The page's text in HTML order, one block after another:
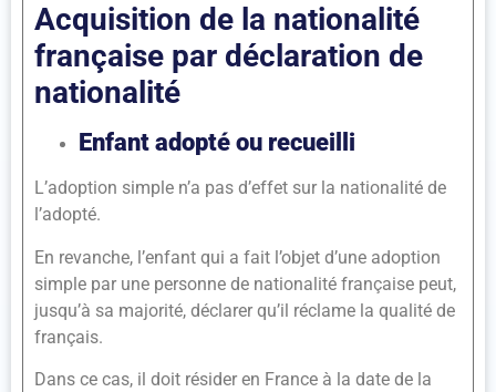
Acquisition de la nationalité
française par déclaration de
nationalité
Enfant adopté ou recueilli
L’adoption simple n’a pas d’effet sur la nationalité de
l’adopté.
En revanche, l’enfant qui a fait l’objet d’une adoption
simple par une personne de nationalité française peut,
jusqu’à sa majorité, déclarer qu’il réclame la qualité de
français.
Dans ce cas, il doit résider en France à la date de la